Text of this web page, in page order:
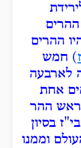
ההרים
) חמש
לארבעה
אחת
ההר
בסיון
וממנו